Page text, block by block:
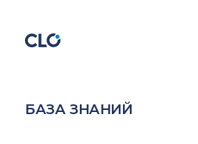
БАЗА ЗНАНИЙ